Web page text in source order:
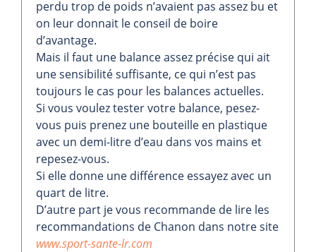
perdu trop de poids n’avaient pas assez bu et
on leur donnait le conseil de boire
d’avantage.
Mais il faut une balance assez précise qui ait
une sensibilité suffisante, ce qui n’est pas
toujours le cas pour les balances actuelles.
Si vous voulez tester votre balance, pesez-
vous puis prenez une bouteille en plastique
avec un demi-litre d’eau dans vos mains et
repesez-vous.
Si elle donne une différence essayez avec un
quart de litre.
D’autre part je vous recommande de lire les
recommandations de Chanon dans notre site
www.sport-sante-lr.com